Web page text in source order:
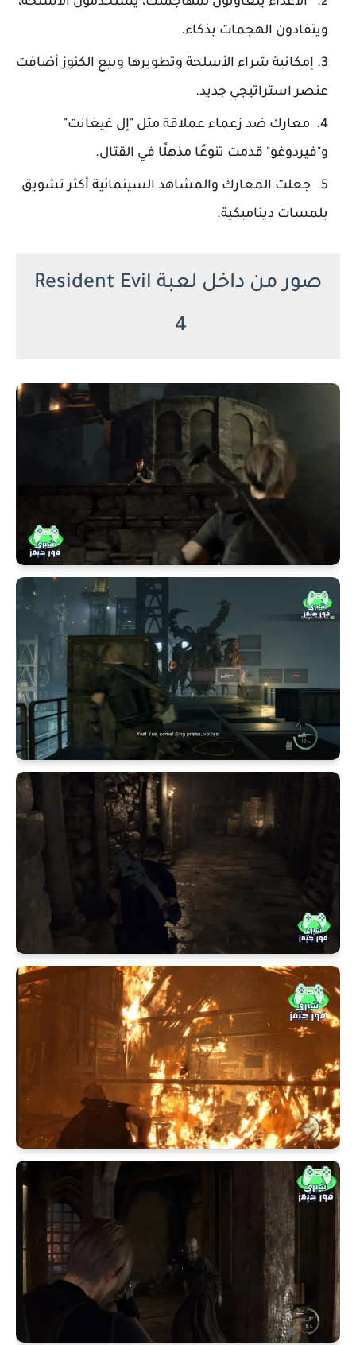
ويتفادون الهجمات بذكاء.
إمكانية شراء الأسلحة وتطويرها وبيع الكنوز أضافت
عنصر استراتيجي جديد.
معارك ضد زعماء عملاقة مثل "إل غيغانت"
و"فيردوغو" قدمت تنوعًا مذهلًا في القتال.
جعلت المعارك والمشاهد السينمائية أكثر تشويق
بلمسات ديناميكية.
صور من داخل لعبة Resident Evil
4